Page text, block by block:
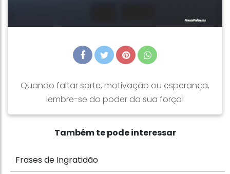
Quando faltar sorte, motivação ou esperança,
lembre-se do poder da sua força!
Também te pode interessar
Frases de Ingratidão